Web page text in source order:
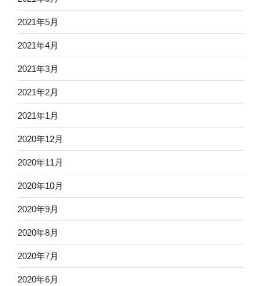
2021年5月
2021年4月
2021年3月
2021年2月
2021年1月
2020年12月
2020年11月
2020年10月
2020年9月
2020年8月
2020年7月
2020年6月